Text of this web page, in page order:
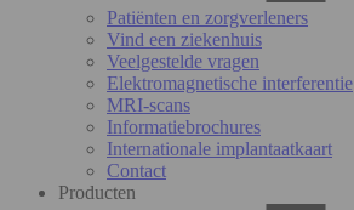
Patiënten en zorgverleners
Vind een ziekenhuis
Veelgestelde vragen
Elektromagnetische interferentie
MRI-scans
Informatiebrochures
Internationale implantaatkaart
Contact
Producten